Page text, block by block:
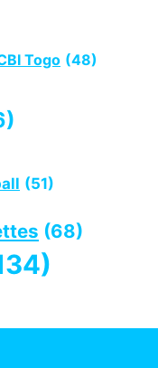
Togo (48)
(51)
(68)